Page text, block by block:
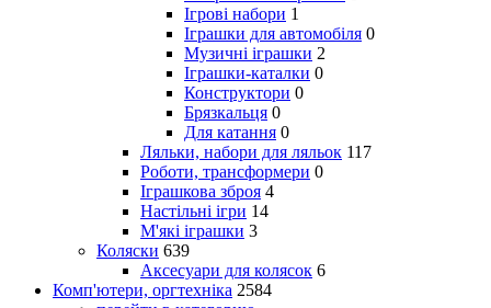
Ігрові набори 1
Іграшки для автомобіля 0
Музичні іграшки 2
Іграшки-каталки 0
Конструктори 0
Брязкальця 0
Для катання 0
Ляльки, набори для ляльок 117
Роботи, трансформери 0
Іграшкова зброя 4
Настільні ігри 14
М'які іграшки 3
Коляски 639
Аксесуари для колясок 6
Комп'ютери, оргтехніка 2584